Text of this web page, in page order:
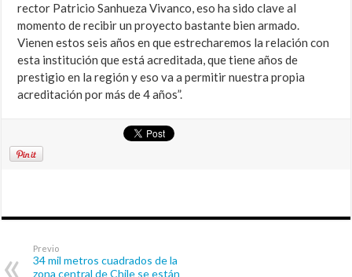
rector Patricio Sanhueza Vivanco, eso ha sido clave al
momento de recibir un proyecto bastante bien armado.
Vienen estos seis años en que estrecharemos la relación con
esta institución que está acreditada, que tiene años de
prestigio en la región y eso va a permitir nuestra propia
acreditación por más de 4 años”.
Previo
34 mil metros cuadrados de la
zona central de Chile se están